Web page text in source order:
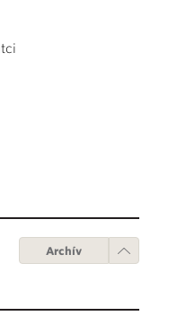
Archív